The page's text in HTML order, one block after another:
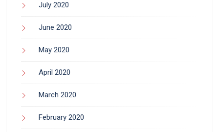
July 2020
June 2020
May 2020
April 2020
March 2020
February 2020